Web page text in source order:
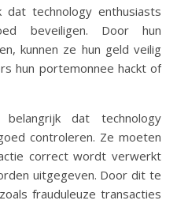
technology enthusiasts
beveiligen. Door hun
kunnen ze hun geld veilig
hun portemonnee hackt of
dat technology
controleren. Ze moeten
correct wordt verwerkt
uitgegeven. Door dit te
frauduleuze transacties